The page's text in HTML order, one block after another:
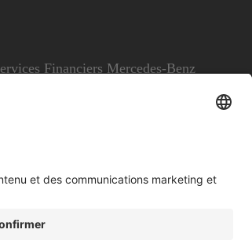
Financiers Mercedes-Benz